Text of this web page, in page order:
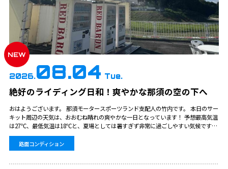
NEW
2026.08.04 Tue.
絶好のライディング日和！爽やかな那須の空の下へ
おはようございます。 那須モータースポーツランド支配人の竹内です。 本日のサー
キット周辺の天気は、おおむね晴れの爽やかな一日となっています！ 予想最高気温
は27℃、最低気温は18℃と、夏場としては暑すぎず非常に過ごしやすい気候です。
爽やかな風を感じながら、気持ちよくマシンを走らせるにはぴったりのコンディシ
ョンです…
路面コンディション